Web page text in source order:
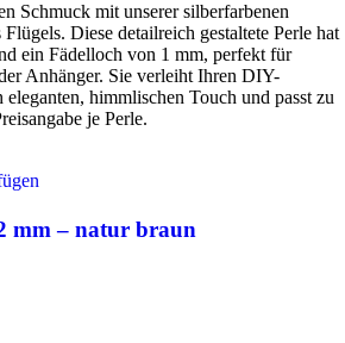
Schmuck mit unserer silberfarbenen
Diese detailreich gestaltete Perle hat
ein Fädelloch von 1 mm, perfekt für
Anhänger. Sie verleiht Ihren DIY-
himmlischen Touch und passt zu
je Perle.
mm – natur braun